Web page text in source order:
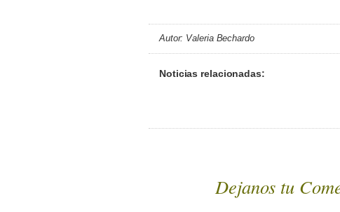
Autor: Valeria Bechardo
Noticias relacionadas:
Dejanos tu